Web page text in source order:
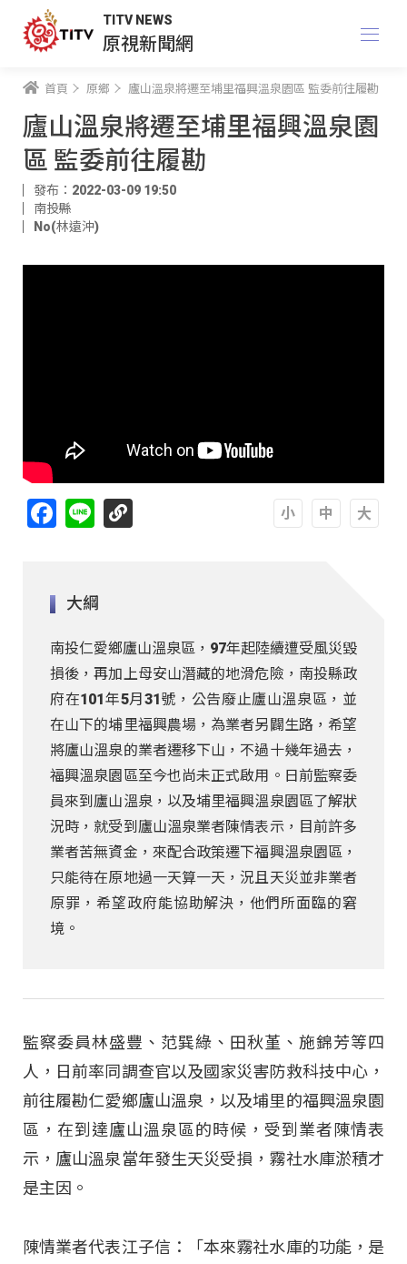
TITV NEWS
原視新聞網
首頁 原鄉 廬山溫泉將遷至埔里福興溫泉園區 監委前往履勘
廬山溫泉將遷至埔里福興溫泉園
區 監委前往履勘
發布：2022-03-09 19:50
南投縣
No(林遠沖)
Facebook
Line
大綱
南投仁愛鄉廬山溫泉區，97年起陸續遭受風災毀
損後，再加上母安山潛藏的地滑危險，南投縣政
府在101年5月31號，公告廢止廬山溫泉區，並
在山下的埔里福興農場，為業者另闢生路，希望
將廬山溫泉的業者遷移下山，不過十幾年過去，
福興溫泉園區至今也尚未正式啟用。日前監察委
員來到廬山溫泉，以及埔里福興溫泉園區了解狀
況時，就受到廬山溫泉業者陳情表示，目前許多
業者苦無資金，來配合政策遷下福興溫泉園區，
只能待在原地過一天算一天，況且天災並非業者
原罪，希望政府能協助解決，他們所面臨的窘
境。
監察委員林盛豐、范巽綠、田秋堇、施錦芳等四
人，日前率同調查官以及國家災害防救科技中心，
前往履勘仁愛鄉廬山溫泉，以及埔里的福興溫泉園
區，在到達廬山溫泉區的時候，受到業者陳情表
示，廬山溫泉當年發生天災受損，霧社水庫淤積才
是主因。
陳情業者代表江子信：「本來霧社水庫的功能，是